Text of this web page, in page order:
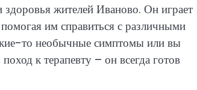
жителей Иваново. Он играет
им справиться с различными
то необычные симптомы или вы
к терапевту – он всегда готов